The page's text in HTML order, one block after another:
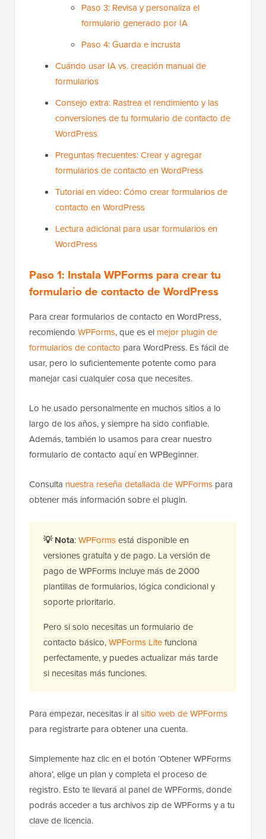
Paso 3: Revisa y personaliza el
formulario generado por IA
Paso 4: Guarda e incrusta
Cuándo usar IA vs. creación manual de
formularios
Consejo extra: Rastrea el rendimiento y las
conversiones de tu formulario de contacto de
WordPress
Preguntas frecuentes: Crear y agregar
formularios de contacto en WordPress
Tutorial en video: Cómo crear formularios de
contacto en WordPress
Lectura adicional para usar formularios en
WordPress
Paso 1: Instala WPForms para crear tu
formulario de contacto de WordPress
Para crear formularios de contacto en WordPress,
recomiendo WPForms, que es el mejor plugin de
formularios de contacto para WordPress. Es fácil de
usar, pero lo suficientemente potente como para
manejar casi cualquier cosa que necesites.
Lo he usado personalmente en muchos sitios a lo
largo de los años, y siempre ha sido confiable.
Además, también lo usamos para crear nuestro
formulario de contacto aquí en WPBeginner.
Consulta nuestra reseña detallada de WPForms para
obtener más información sobre el plugin.
💡 Nota:WPFormsestá disponible en
versiones gratuita y de pago. La versión de
pago de WPForms incluye más de 2000
plantillas de formularios, lógica condicional y
soporte prioritario.
Pero si solo necesitas un formulario de
contacto básico,WPForms Litefunciona
perfectamente, y puedes actualizar más tarde
si necesitas más funciones.
Para empezar, necesitas ir alsitio web de WPForms
para registrarte para obtener una cuenta.
Simplemente haz clic en el botón ‘Obtener WPForms
ahora’, elige un plan y completa el proceso de
registro. Esto te llevará al panel de WPForms, donde
podrás acceder a tus archivos zip de WPForms y a tu
clave de licencia.